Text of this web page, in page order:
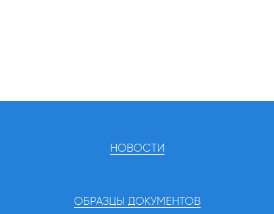
НОВОСТИ
ОБРАЗЦЫ ДОКУМЕНТОВ